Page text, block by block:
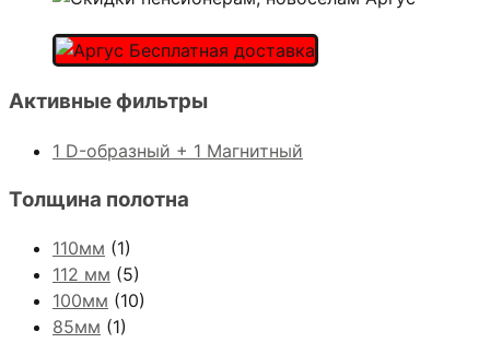
Активные фильтры
1 D-образный + 1 Магнитный
Толщина полотна
110мм (1)
112 мм (5)
100мм (10)
85мм (1)